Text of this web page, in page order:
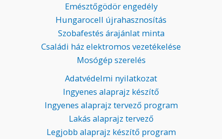
Emésztőgödör engedély
Hungarocell újrahasznosítás
Szobafestés árajánlat minta
Családi ház elektromos vezetékelése
Mosógép szerelés
Adatvédelmi nyilatkozat
Ingyenes alaprajz készítő
Ingyenes alaprajz tervező program
Lakás alaprajz tervező
Legjobb alaprajz készítő program